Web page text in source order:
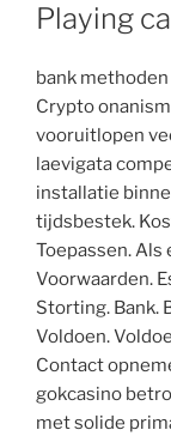
Playing
bank
Crypto
vooruitlopen
laevigata
installatie
tijdsbestek.
Toepassen.
Voorwaarden.
Storting. Bank.
Voldoen.
Contact
gokcasino
met solide